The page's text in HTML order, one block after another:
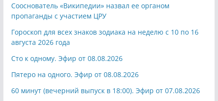
Сооснователь «Википедии» назвал ее органом
пропаганды с участием ЦРУ
Гороскоп для всех знаков зодиака на неделю с 10 по 16
августа 2026 года
Сто к одному. Эфир от 08.08.2026
Пятеро на одного. Эфир от 08.08.2026
60 минут (вечерний выпуск в 18:00). Эфир от 07.08.2026